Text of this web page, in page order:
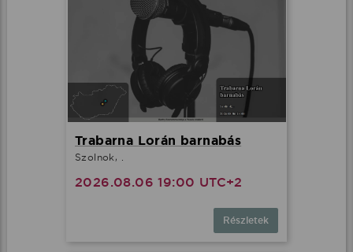
Trabarna Lorán barnabás
Szolnok, .
2026.08.06 19:00 UTC+2
Részletek